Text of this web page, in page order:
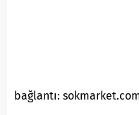
bağlantı: